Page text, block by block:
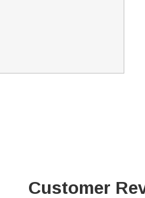
Customer